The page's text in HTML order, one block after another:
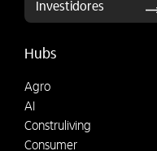
Investidores
Hubs
Agro
AI
Construliving
Consumer